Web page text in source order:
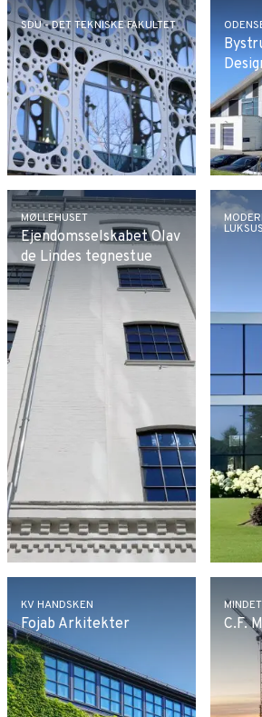
SDU - DET TEKNISKE FAKULTET
MØLLEHUSET
Ejendomsselskabet Olav
de Lindes tegnestue
KV HANDSKEN
Fojab Arkitekter C.F.